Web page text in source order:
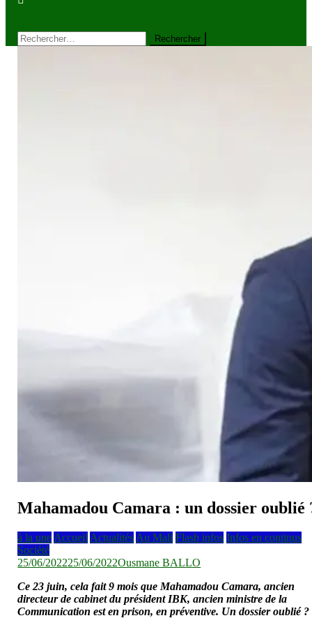
Rechercher :
Mahamadou Camara : un dossier oublié
à la une Accueil Actualités Au Mali Flash infos Infos en continus
Société
25/06/202225/06/2022Ousmane BALLO
Ce 23 juin, cela fait 9 mois que Mahamadou Camara, ancien
directeur de cabinet du président IBK, ancien ministre de la
Communication est en prison, en préventive. Un dossier oublié ?